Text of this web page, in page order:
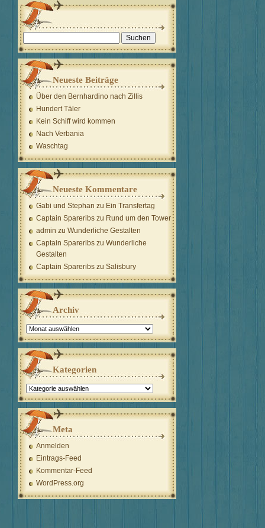
Suchen
nach:
Neueste Beiträge
Über den Bernhardino nach Zillis
Hundert Täler
Kein Schiff wird kommen
Nach Verbania
Waschtag
Neueste Kommentare
Gabi und Stephan zu Ein Transfertag
Captain Spareribs zu Rund um den Tower
admin zu Wunderliche Gestalten
Captain Spareribs zu Wunderliche
Gestalten
Captain Spareribs zu Salisbury
Archiv
Archiv
Kategorien
Kategorien
Meta
Anmelden
Eintrags-Feed
Kommentar-Feed
WordPress.org